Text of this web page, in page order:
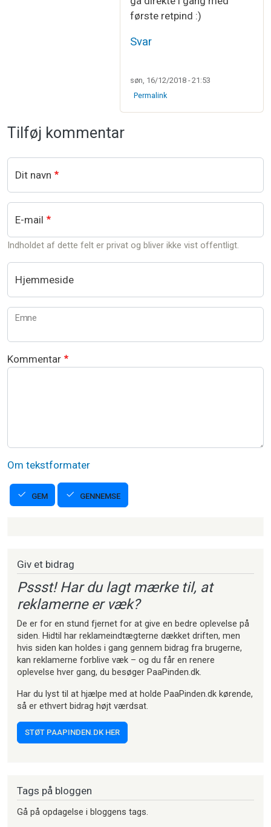
første retpind :)
Svar
søn, 16/12/2018 - 21:53
Permalink
Tilføj kommentar
Dit navn
E-mail
Indholdet af dette felt er privat og bliver ikke vist offentligt.
Hjemmeside
Emne
Kommentar
Om tekstformater
GEM GENNEMSE
Giv et bidrag
Pssst! Har du lagt mærke til, at
reklamerne er væk?
De er for en stund fjernet for at give en bedre oplevelse på
siden. Hidtil har reklameindtægterne dækket driften, men
hvis siden kan holdes i gang gennem bidrag fra brugerne,
kan reklamerne forblive væk – og du får en renere
oplevelse hver gang, du besøger PaaPinden.dk.
Har du lyst til at hjælpe med at holde PaaPinden.dk kørende,
så er ethvert bidrag højt værdsat.
STØT PAAPINDEN.DK HER
Tags på bloggen
Gå på opdagelse i bloggens tags.